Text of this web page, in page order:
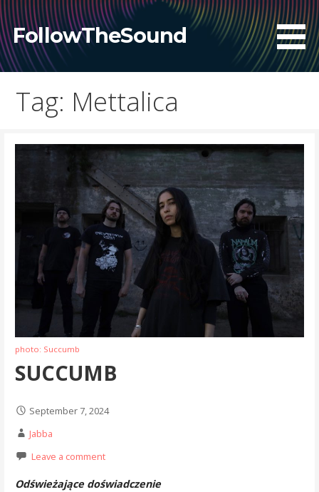
Skip
to
content
FollowTheSound
Tag: Mettalica
photo: Succumb
SUCCUMB
September 7, 2024
Jabba
Leave a comment
Odświeżające doświadczenie